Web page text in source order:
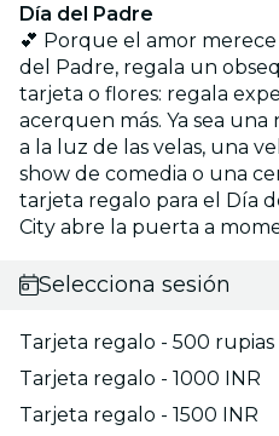
Día del Padre
💕 Porque el amor
del Padre, regala un
tarjeta o flores: regala
acerquen más. Ya sea
a la luz de las velas, una
show de comedia o una
tarjeta regalo para el Día
City abre la puerta a
Selecciona sesión
Tarjeta regalo - 500 rupias
Tarjeta regalo - 1000 INR
Tarjeta regalo - 1500 INR